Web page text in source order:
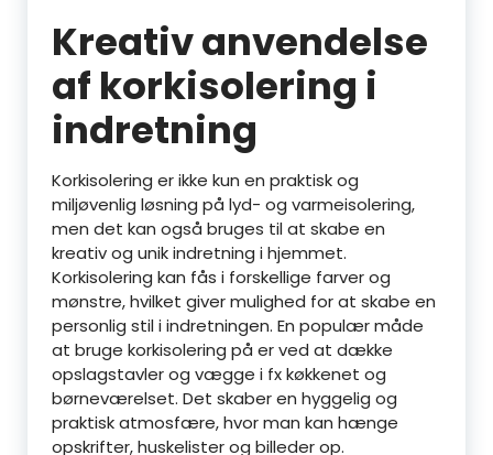
Kreativ anvendelse
af korkisolering i
indretning
Korkisolering er ikke kun en praktisk og
miljøvenlig løsning på lyd- og varmeisolering,
men det kan også bruges til at skabe en
kreativ og unik indretning i hjemmet.
Korkisolering kan fås i forskellige farver og
mønstre, hvilket giver mulighed for at skabe en
personlig stil i indretningen. En populær måde
at bruge korkisolering på er ved at dække
opslagstavler og vægge i fx køkkenet og
børneværelset. Det skaber en hyggelig og
praktisk atmosfære, hvor man kan hænge
opskrifter, huskelister og billeder op.